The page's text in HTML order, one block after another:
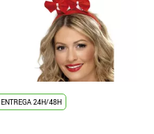
ENTREGA 24H/48H